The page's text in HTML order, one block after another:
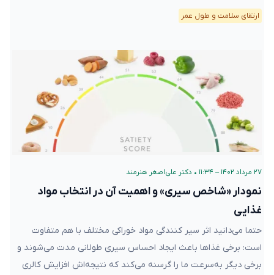
ارتقای سلامت و طول عمر
۲۷ مرداد ۱۴۰۲ – ۱۱:۳۴ • دکتر علی‌اصغر هنرمند
نمودار «شاخص سیری» و اهمیت آن در انتخاب مواد
غذایی
حتما می‌دانید اثر سیر کنندگی مواد خوراکی مختلف با هم متفاوت
است: برخی غذاها باعث ایجاد احساس سیری طولانی‌ مدت می‌شوند و
برخی دیگر به‌سرعت ما را گرسنه می‌کند که نتیجه‌اش افزایش کالری